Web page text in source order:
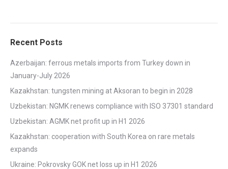
Recent Posts
Azerbaijan: ferrous metals imports from Turkey down in
January-July 2026
Kazakhstan: tungsten mining at Aksoran to begin in 2028
Uzbekistan: NGMK renews compliance with ISO 37301 standard
Uzbekistan: AGMK net profit up in H1 2026
Kazakhstan: cooperation with South Korea on rare metals
expands
Ukraine: Pokrovsky GOK net loss up in H1 2026